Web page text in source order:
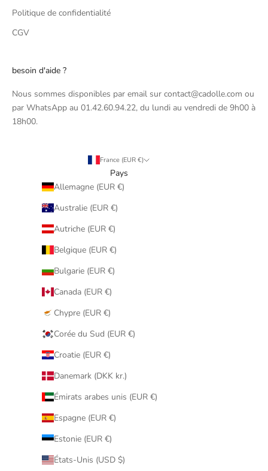
Politique de confidentialité
CGV
besoin d'aide ?
Nous sommes disponibles par email sur contact@cadolle.com ou
par WhatsApp au 01.42.60.94.22, du lundi au vendredi de 9h00 à
18h00.
France (EUR €)
Pays
Allemagne (EUR €)
Australie (EUR €)
Autriche (EUR €)
Belgique (EUR €)
Bulgarie (EUR €)
Canada (EUR €)
Chypre (EUR €)
Corée du Sud (EUR €)
Croatie (EUR €)
Danemark (DKK kr.)
Émirats arabes unis (EUR €)
Espagne (EUR €)
Estonie (EUR €)
États-Unis (USD $)